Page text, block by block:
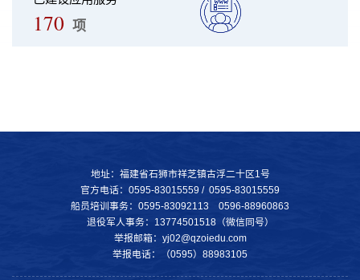
170 项
地址：福建省石狮市祥芝镇古浮二十区1号
官方电话：0595-83015559 / 0595-83015559
船员培训事务：0595-83092113 0596-88960863
退役军人事务：13774501518（微信同号）
举报邮箱：yj02@qzoiedu.com
举报电话：（0595）88983105